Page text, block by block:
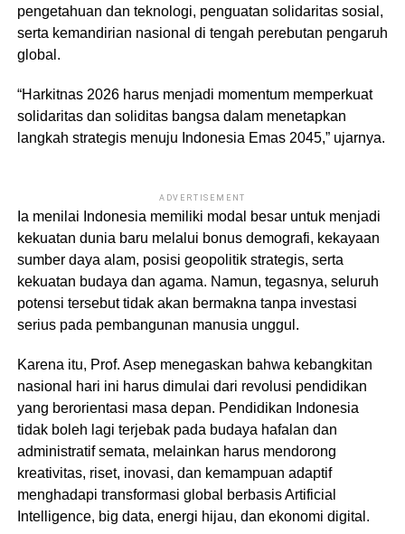
pengetahuan dan teknologi, penguatan solidaritas sosial,
serta kemandirian nasional di tengah perebutan pengaruh
global.
“Harkitnas 2026 harus menjadi momentum memperkuat
solidaritas dan soliditas bangsa dalam menetapkan
langkah strategis menuju Indonesia Emas 2045,” ujarnya.
ADVERTISEMENT
Ia menilai Indonesia memiliki modal besar untuk menjadi
kekuatan dunia baru melalui bonus demografi, kekayaan
sumber daya alam, posisi geopolitik strategis, serta
kekuatan budaya dan agama. Namun, tegasnya, seluruh
potensi tersebut tidak akan bermakna tanpa investasi
serius pada pembangunan manusia unggul.
Karena itu, Prof. Asep menegaskan bahwa kebangkitan
nasional hari ini harus dimulai dari revolusi pendidikan
yang berorientasi masa depan. Pendidikan Indonesia
tidak boleh lagi terjebak pada budaya hafalan dan
administratif semata, melainkan harus mendorong
kreativitas, riset, inovasi, dan kemampuan adaptif
menghadapi transformasi global berbasis Artificial
Intelligence, big data, energi hijau, dan ekonomi digital.